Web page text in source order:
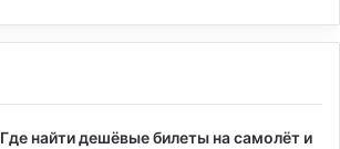
Где найти дешёвые билеты на самолёт и